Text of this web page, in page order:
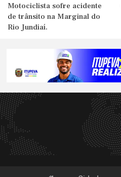
Motociclista sofre acidente
de trânsito na Marginal do
Rio Jundiaí.